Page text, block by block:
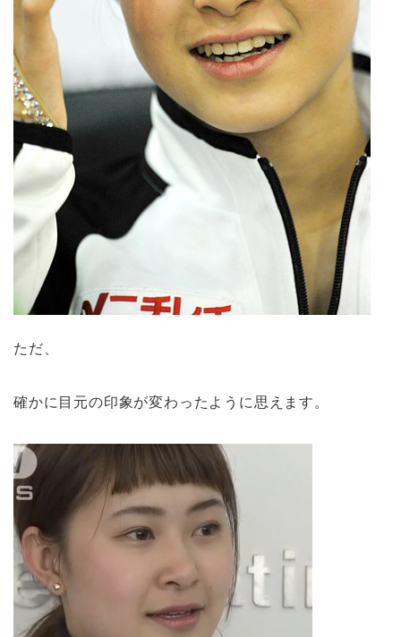
ただ、
確かに目元の印象が変わったように思えます。